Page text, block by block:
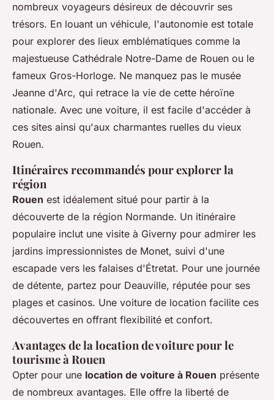
nombreux voyageurs désireux de découvrir ses
trésors. En louant un véhicule, l'autonomie est totale
pour explorer des lieux emblématiques comme la
majestueuse Cathédrale Notre-Dame de Rouen ou le
fameux Gros-Horloge. Ne manquez pas le musée
Jeanne d'Arc, qui retrace la vie de cette héroïne
nationale. Avec une voiture, il est facile d'accéder à
ces sites ainsi qu'aux charmantes ruelles du vieux
Rouen.
Itinéraires recommandés pour explorer la
région
Rouen est idéalement situé pour partir à la
découverte de la région Normande. Un itinéraire
populaire inclut une visite à Giverny pour admirer les
jardins impressionnistes de Monet, suivi d'une
escapade vers les falaises d'Étretat. Pour une journée
de détente, partez pour Deauville, réputée pour ses
plages et casinos. Une voiture de location facilite ces
découvertes en offrant flexibilité et confort.
Avantages de la location de voiture pour le
tourisme à Rouen
Opter pour une location de voiture à Rouen présente
de nombreux avantages. Elle offre la liberté de